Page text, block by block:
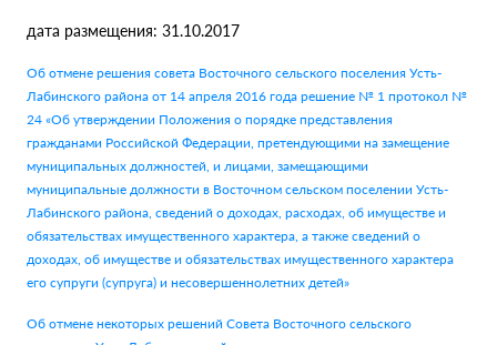
дата размещения: 31.10.2017
Об отмене решения совета Восточного сельского поселения Усть-
Лабинского района от 14 апреля 2016 года решение № 1 протокол №
24 «Об утверждении Положения о порядке представления
гражданами Российской Федерации, претендующими на замещение
муниципальных должностей, и лицами, замещающими
муниципальные должности в Восточном сельском поселении Усть-
Лабинского района, сведений о доходах, расходах, об имуществе и
обязательствах имущественного характера, а также сведений о
доходах, об имуществе и обязательствах имущественного характера
его супруги (супруга) и несовершеннолетних детей»
Об отмене некоторых решений Совета Восточного сельского